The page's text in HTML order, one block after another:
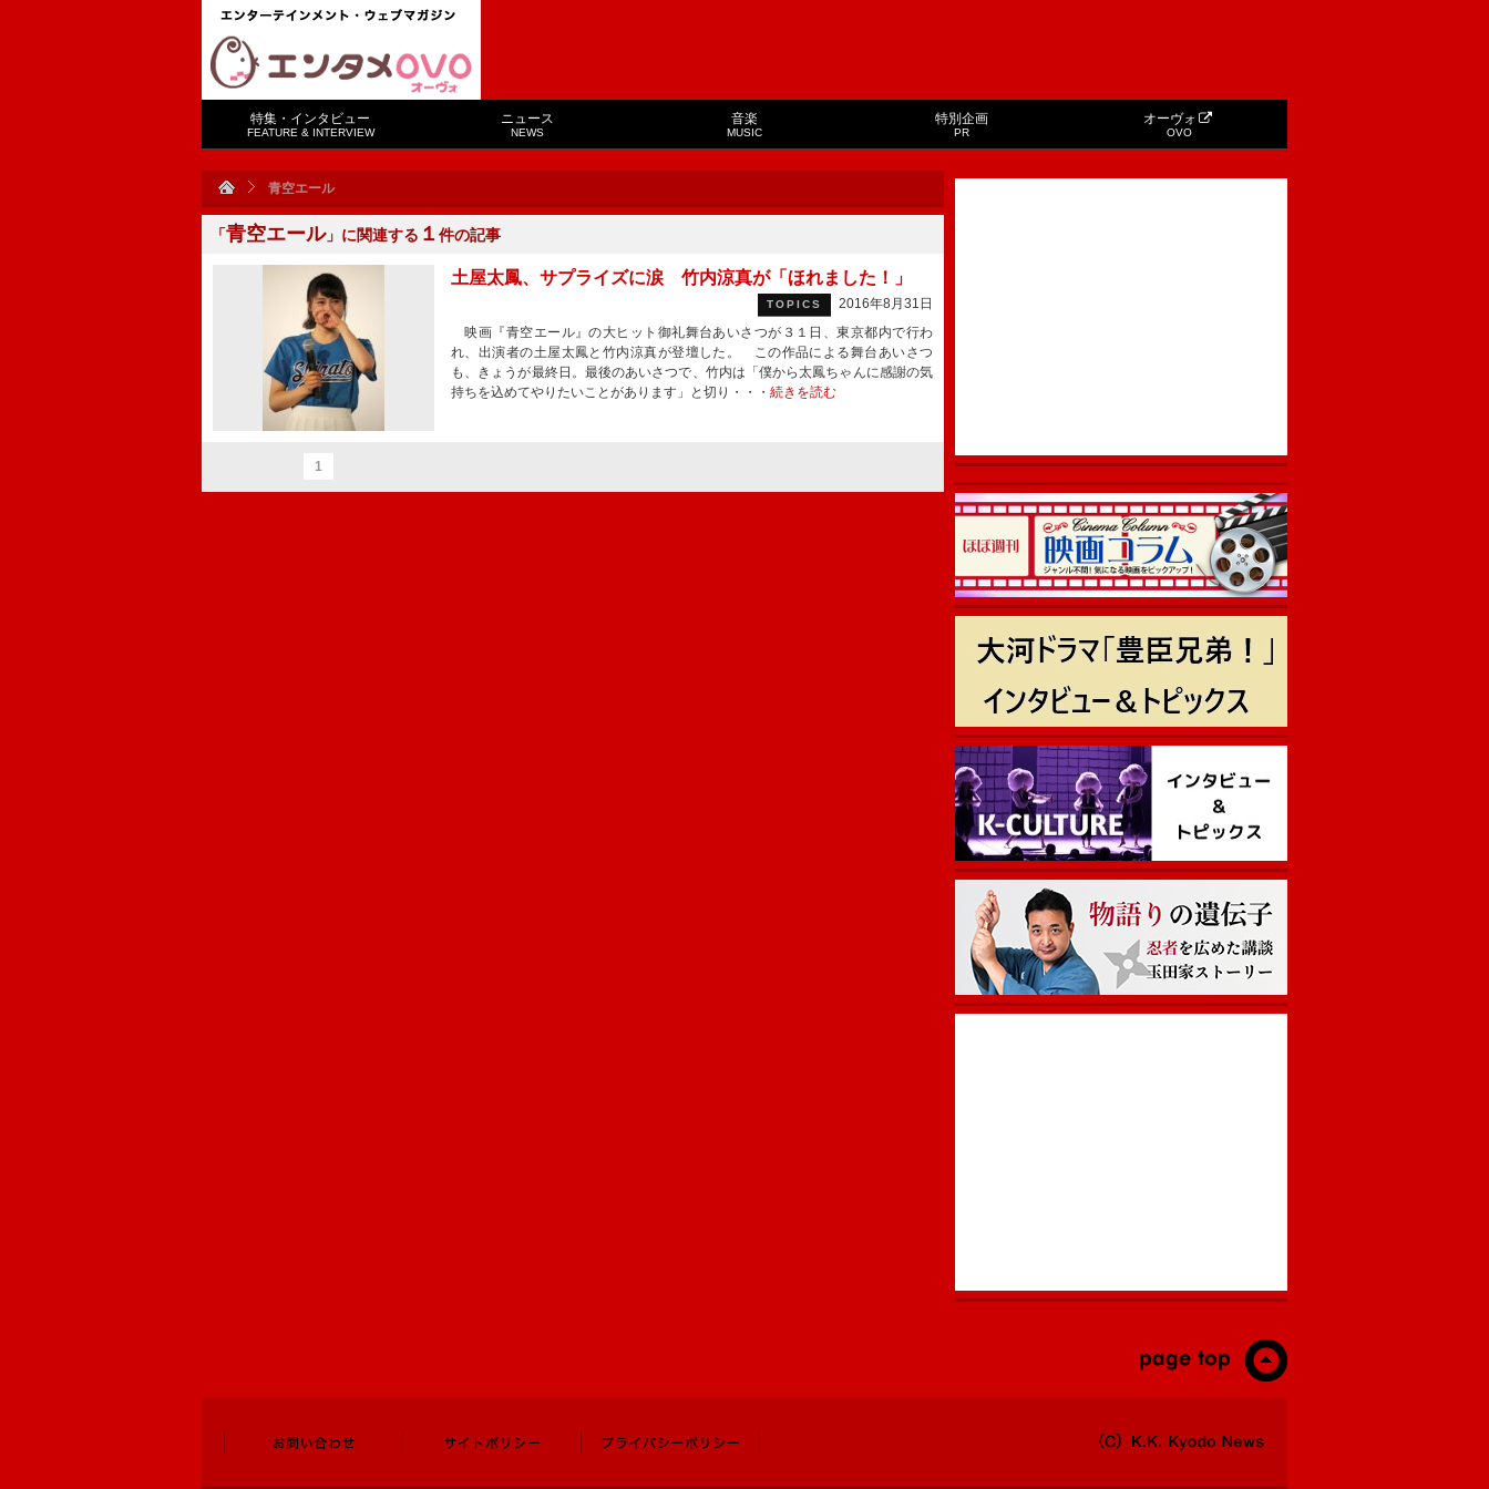
特集・インタビュー
FEATURE & INTERVIEW
ニュース
NEWS
音楽
MUSIC
特別企画
PR
オーヴォ
OVO
青空エール
「青空エール」に関連する １ 件の記事
土屋太鳳、サプライズに涙 竹内涼真が「ほれました！」
TOPICS
2016年8月31日
映画『青空エール』の大ヒット御礼舞台あいさつが３１日、東京都内で行わ
れ、出演者の土屋太鳳と竹内涼真が登壇した。 この作品による舞台あいさつ
も、きょうが最終日。最後のあいさつで、竹内は「僕から太鳳ちゃんに感謝の気
持ちを込めてやりたいことがあります」と切り・・・ 続きを読む
1